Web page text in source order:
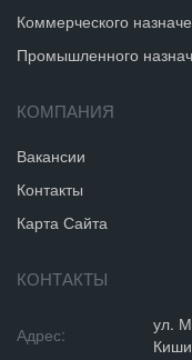
Коммерческого
Промышленного
КОМПАНИЯ
Вакансии
Контакты
Карта Сайта
КОНТАКТЫ
Адрес:
ул.